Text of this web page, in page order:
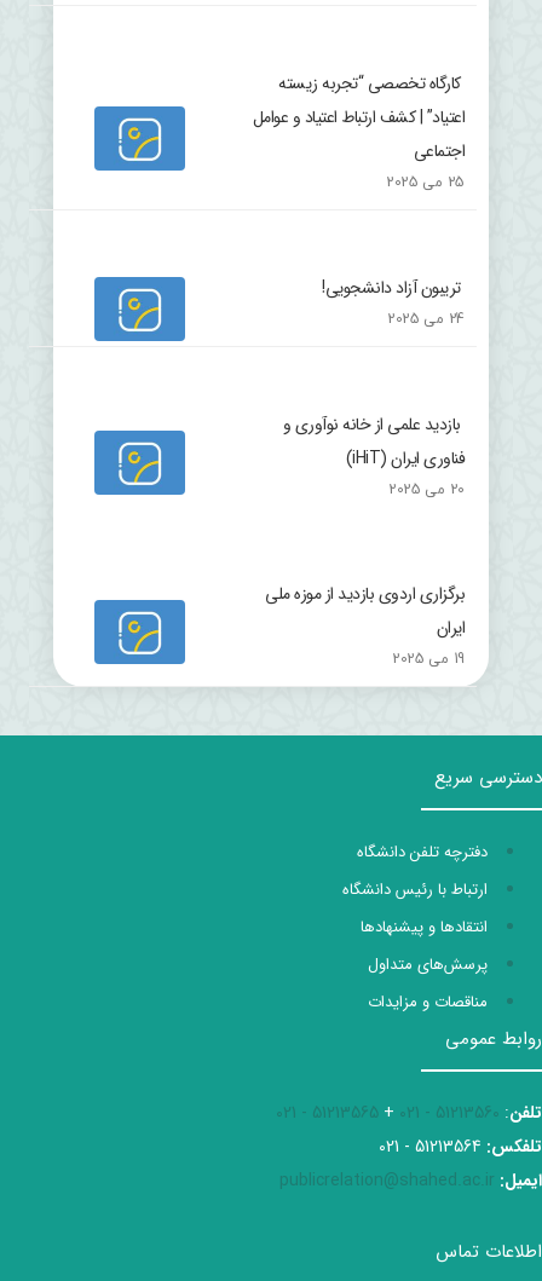
کارگاه تخصصی “تجربه زیسته
اعتیاد” | کشف ارتباط اعتیاد و عوامل
اجتماعی
25 می 2025
تریبون آزاد دانشجویی!
24 می 2025
بازدید علمی از خانه نوآوری و
فناوری ایران (iHiT)
20 می 2025
برگزاری اردوی بازدید از موزه ملی
ایران
19 می 2025
دسترسی سریع
دفترچه تلفن دانشگاه
ارتباط با رئیس دانشگاه
انتقادها و پیشنهادها
پرسش‌های متداول
مناقصات و مزایدات
روابط عمومی
تلفن:
51213560 - 021
+
51213565 - 021
تلفکس:
ایمیل: publicrelation@shahed.ac.ir
اطلاعات تماس